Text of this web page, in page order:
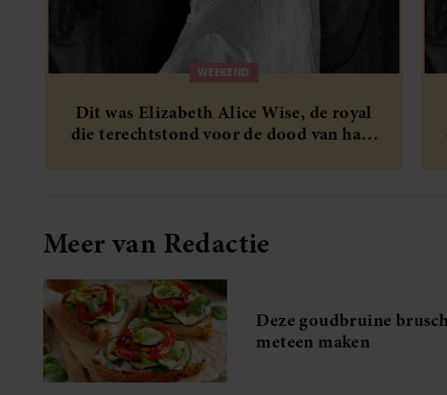
WEEKEND
Dit was Elizabeth Alice Wise, de royal
die terechtstond voor de dood van haar
Meer van Redactie
Deze goudbruine
meteen maken